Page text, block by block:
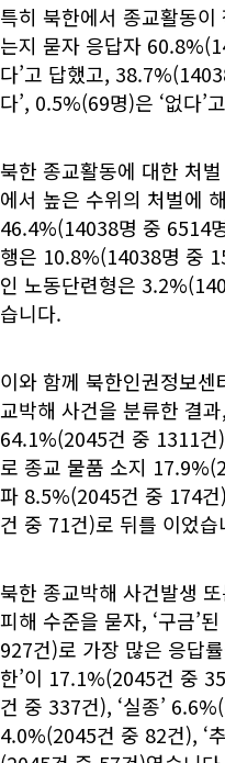
특히 북한에서 종교활동
는지 묻자 응답자
다’고 답했고,
다’, 0.5%(69명)은 ‘없다’
북한 종교활동에 대한 처
에서 높은 수위의 처벌에
46.4%(14038명 중 6514
행은 10.8%(14038명 중
인 노동단련형은
습니다.
이와 함께 북한인권정보
교박해 사건을 분류한 결
64.1%(2045건 중 1311건
로 종교 물품 소지
파 8.5%(2045건 중 174
건 중 71건)로 뒤를 이었습
북한 종교박해 사건발생
피해 수준을 묻자, ‘구금’
927건)로 가장 많은 응답
한’이 17.1%(2045건 중
건 중 337건), ‘실종’
4.0%(2045건 중 82건), ‘